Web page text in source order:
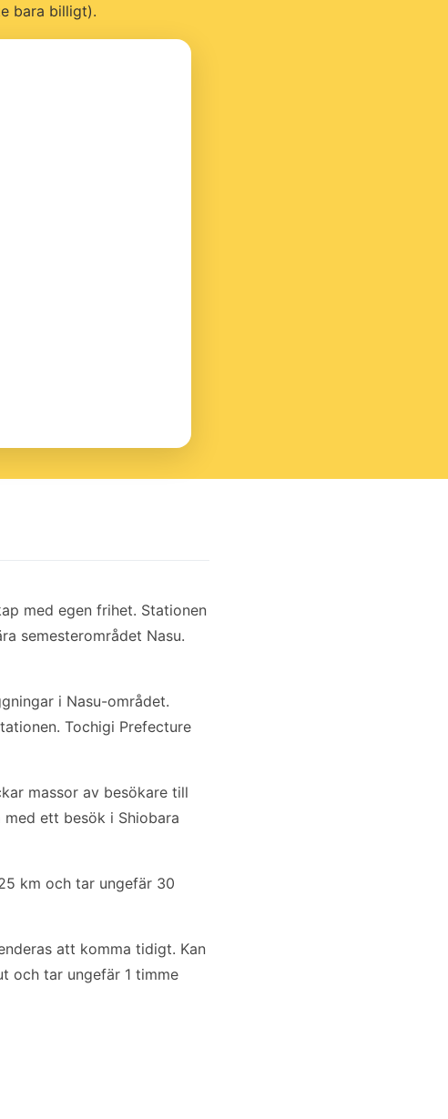
bara billigt).
med egen frihet. Stationen
semesterområdet Nasu.
i Nasu-området.
Tochigi Prefecture
massor av besökare till
ett besök i Shiobara
km och tar ungefär 30
att komma tidigt. Kan
och tar ungefär 1 timme